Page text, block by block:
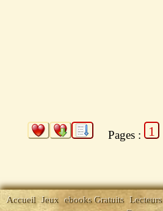
Pages : 1
Accueil Jeux ebooks Gratuits Lecteurs